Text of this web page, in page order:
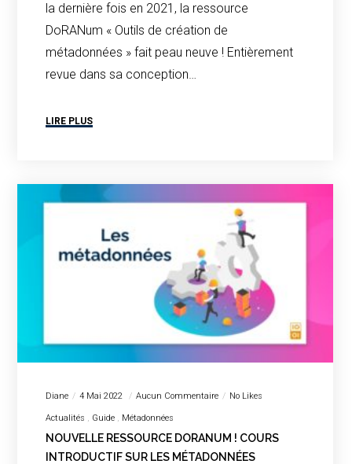
la dernière fois en 2021, la ressource
DoRANum « Outils de création de
métadonnées » fait peau neuve ! Entièrement
revue dans sa conception…
LIRE PLUS
Diane 4 Mai 2022 Aucun Commentaire No Likes
Actualités Guide Métadonnées
NOUVELLE RESSOURCE DORANUM ! COURS
INTRODUCTIF SUR LES MÉTADONNÉES